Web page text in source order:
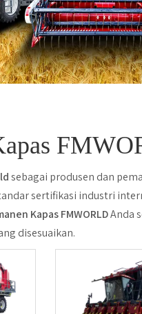
sebagai produsen dan
sertifikasi industri
Kapas FMWORLDAnda
disesuaikan.